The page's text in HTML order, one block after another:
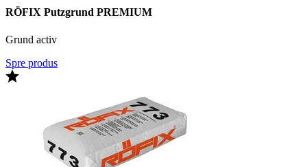
RÖFIX Putzgrund PREMIUM
Grund activ
Spre produs